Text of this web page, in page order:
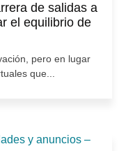
de salidas a
el equilibrio de
pero en lugar
que...